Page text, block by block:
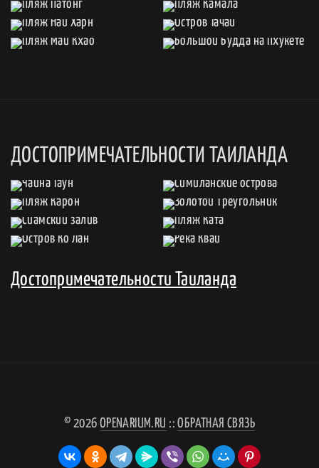
ДОСТОПРИМЕЧАТЕЛЬНОСТИ ТАИЛАНДА
Достопримечательности Таиланда
© 2026 OPENARIUM.RU ::ОБРАТНАЯ СВЯЗЬ